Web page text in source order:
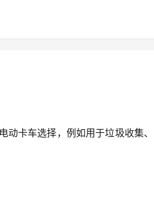
卡车选择，例如用于垃圾收集、